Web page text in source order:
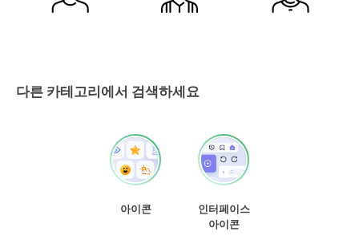
다른 카테고리에서 검색하세요
아이콘
인터페이스
아이콘